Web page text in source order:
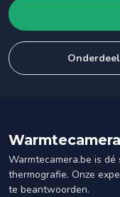
Warmtecamera.be is
thermografie. Onze
te beantwoorden.